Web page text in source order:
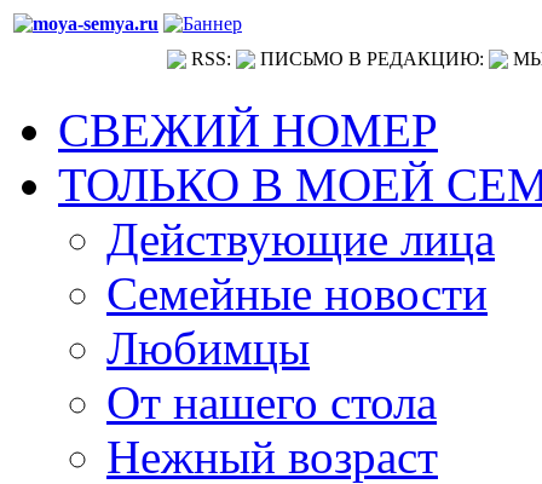
RSS: ПИСЬМО В РЕДАКЦИЮ:
СВЕЖИЙ НОМЕР
ТОЛЬКО В МОЕЙ
Действующие лица
Семейные новости
Любимцы
От нашего стола
Нежный возраст